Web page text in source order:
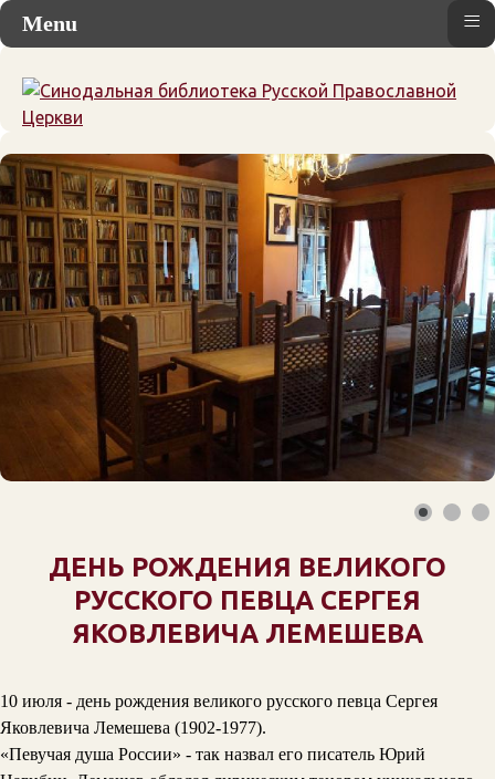
ДЕНЬ РОЖДЕНИЯ ВЕЛИКОГО
РУССКОГО ПЕВЦА СЕРГЕЯ
ЯКОВЛЕВИЧА ЛЕМЕШЕВА
10 июля - день рождения великого русского певца Сергея
Яковлевича Лемешева (1902-1977).
«Певучая душа России» - так назвал его писатель Юрий
Menu ≡